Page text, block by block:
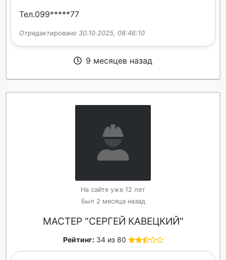
Тел.099*****77
Отредактировано 30.10.2025, 08:46:10
9 месяцев назад
На сайте уже 12 лет
Был 2 месяца назад
МАСТЕР "СЕРГЕЙ КАВЕЦКИЙ"
Рейтинг: 34 из 80